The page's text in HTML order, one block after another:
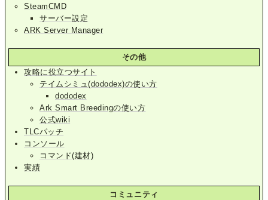
SteamCMD
サーバー設定
ARK Server Manager
その他
攻略に役立つサイト
テイムシミュ(dododex)の使い方
dododex
Ark Smart Breedingの使い方
公式wiki
TLCパッチ
コンソール
コマンド(建材)
実績
コミュニティ